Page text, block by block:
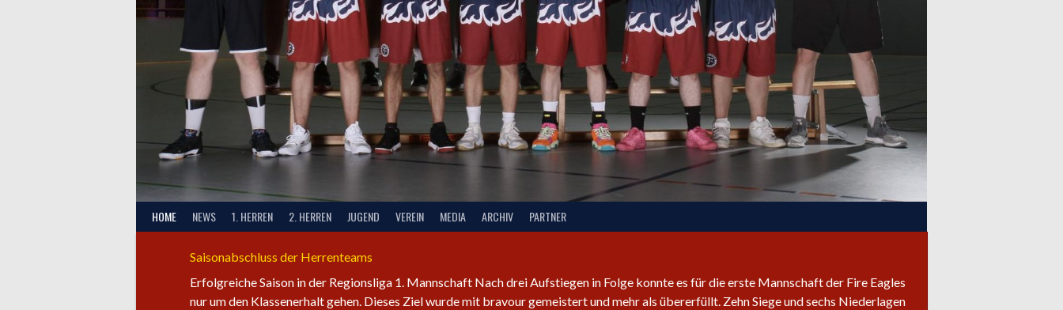
HOME NEWS 1. HERREN 2. HERREN JUGEND VEREIN MEDIA ARCHIV PARTNER
Saisonabschluss der Herrenteams
Erfolgreiche Saison in der Regionsliga 1. Mannschaft Nach drei Aufstiegen in Folge konnte es für die erste Mannschaft der Fire Eagles
nur um den Klassenerhalt gehen. Dieses Ziel wurde mit bravour gemeistert und mehr als übererfüllt. Zehn Siege und sechs Niederlagen